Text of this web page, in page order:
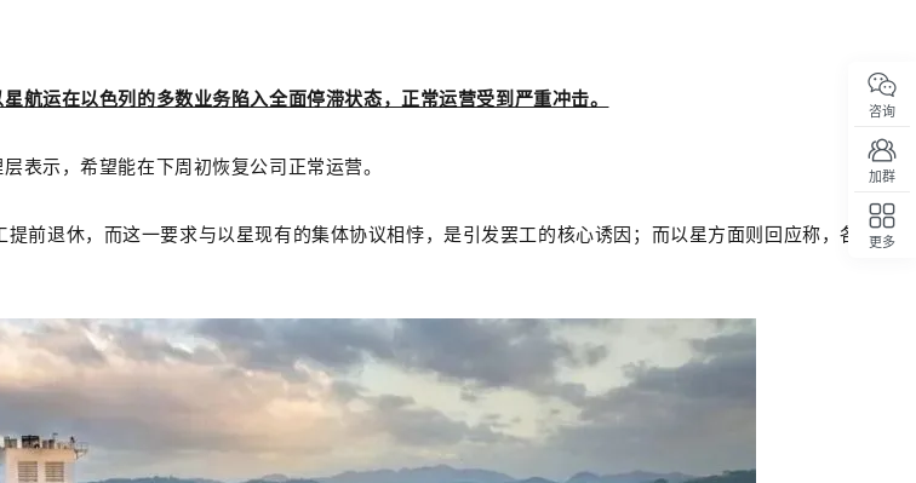
航运在以色列的多数业务陷入全面停滞状态，正常运营受到严重冲击。
表示，希望能在下周初恢复公司正常运营。
退休，而这一要求与以星现有的集体协议相悖，是引发罢工的核心诱因；而以星方面则回应称，各方已就
咨询
加群
更多